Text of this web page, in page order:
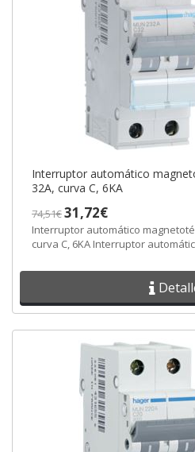
Interruptor automático
32A, curva C, 6KA
74,51€31,72€
Interruptor automático
curva C, 6KA Interruptor